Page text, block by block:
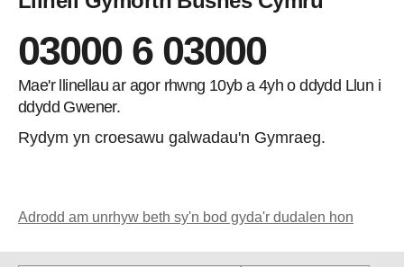
03000 6 03000
Mae'r llinellau ar agor rhwng 10yb a 4yh o ddydd Llun i
ddydd Gwener.
Rydym yn croesawu galwadau'n Gymraeg.
Adrodd am unrhyw beth sy'n bod gyda'r dudalen hon